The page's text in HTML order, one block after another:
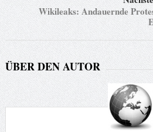
Wikileaks: Andauernde
ÜBER DEN AUTOR